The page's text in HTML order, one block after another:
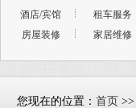
酒店/宾馆 租车服务
房屋装修
家居维修
您现在的位置： 首页 >>